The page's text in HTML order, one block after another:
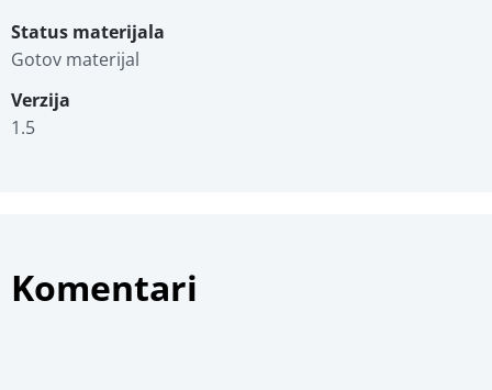
Status materijala
Gotov materijal
Verzija
1.5
Komentari